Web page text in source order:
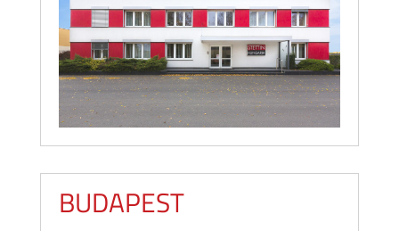
BUDAPEST